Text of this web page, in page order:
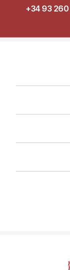
+34 93